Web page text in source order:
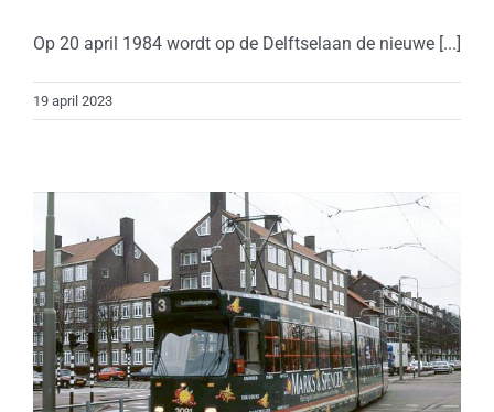
Op 20 april 1984 wordt op de Delftselaan de nieuwe [...]
19 april 2023